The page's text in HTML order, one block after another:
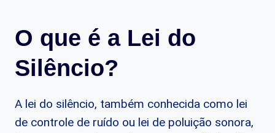
O que é a Lei do
Silêncio?
A lei do silêncio, também conhecida como lei
de controle de ruído ou lei de poluição sonora,